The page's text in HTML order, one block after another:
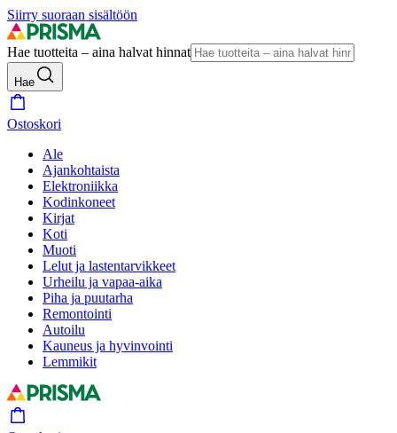
Siirry suoraan sisältöön
Hae tuotteita – aina halvat hinnat
Hae
Ostoskori
Ale
Ajankohtaista
Elektroniikka
Kodinkoneet
Kirjat
Koti
Muoti
Lelut ja lastentarvikkeet
Urheilu ja vapaa-aika
Piha ja puutarha
Remontointi
Autoilu
Kauneus ja hyvinvointi
Lemmikit